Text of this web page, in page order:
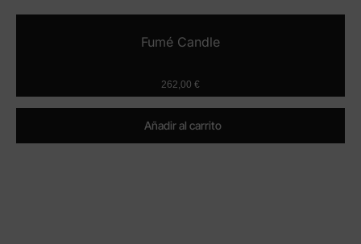
Fumé Candle
262,00 €
Añadir al carrito